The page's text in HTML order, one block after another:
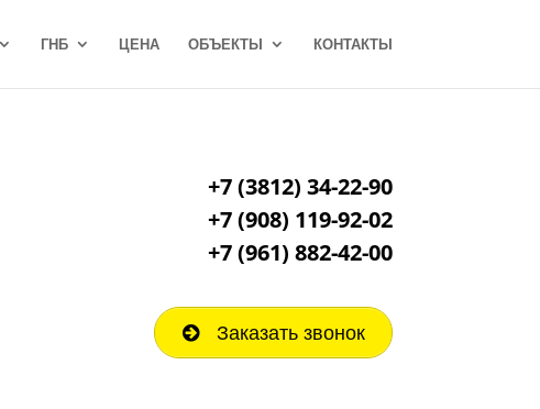
ГНБ ЦЕНА ОБЪЕКТЫ КОНТАКТЫ
+7 (3812) 34-22-90
+7 (908) 119-92-02
+7(961) 882-42-00
Заказать звонок